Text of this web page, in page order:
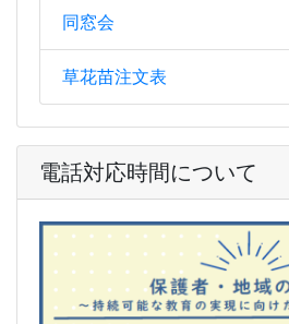
同窓会
草花苗注文表
電話対応時間について